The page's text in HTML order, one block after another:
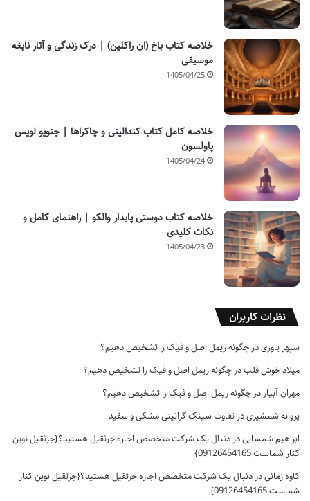
خلاصه کتاب باخ (ان راکلین) | درک زندگی و آثار نابغه
موسیقی
1405/04/25
خلاصه کامل کتاب کندالینی و چاکراها | جنویو لویس
پاولسون
1405/04/24
خلاصه کتاب دوستی پایدار والکو | راهنمای کامل و
نکات کلیدی
1405/04/23
نظرات کاربران
سپهر یاوریدر چگونه ریمل اصل و فیک را تشخیص دهیم؟
میلاد خوش قلبدر چگونه ریمل اصل و فیک را تشخیص دهیم؟
مهران آبیار در چگونه ریمل اصل و فیک را تشخیص دهیم؟
پروانه شمشیریدر تفاوت سینک گرانیتی مشکی و سفید
ابراهیم شمساییدر دنبال یک شرکت متخصص اجاره جرثقیل هستید؟{جرثقیل نوین
کنار شماست 09126454165}
کاوه زمانیدر دنبال یک شرکت متخصص اجاره جرثقیل هستید؟{جرثقیل نوین کنار
شماست 09126454165}